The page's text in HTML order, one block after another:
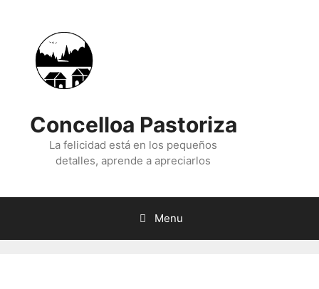
content
Concelloa Pastoriza
La felicidad está en los pequeños
detalles, aprende a apreciarlos
Menu